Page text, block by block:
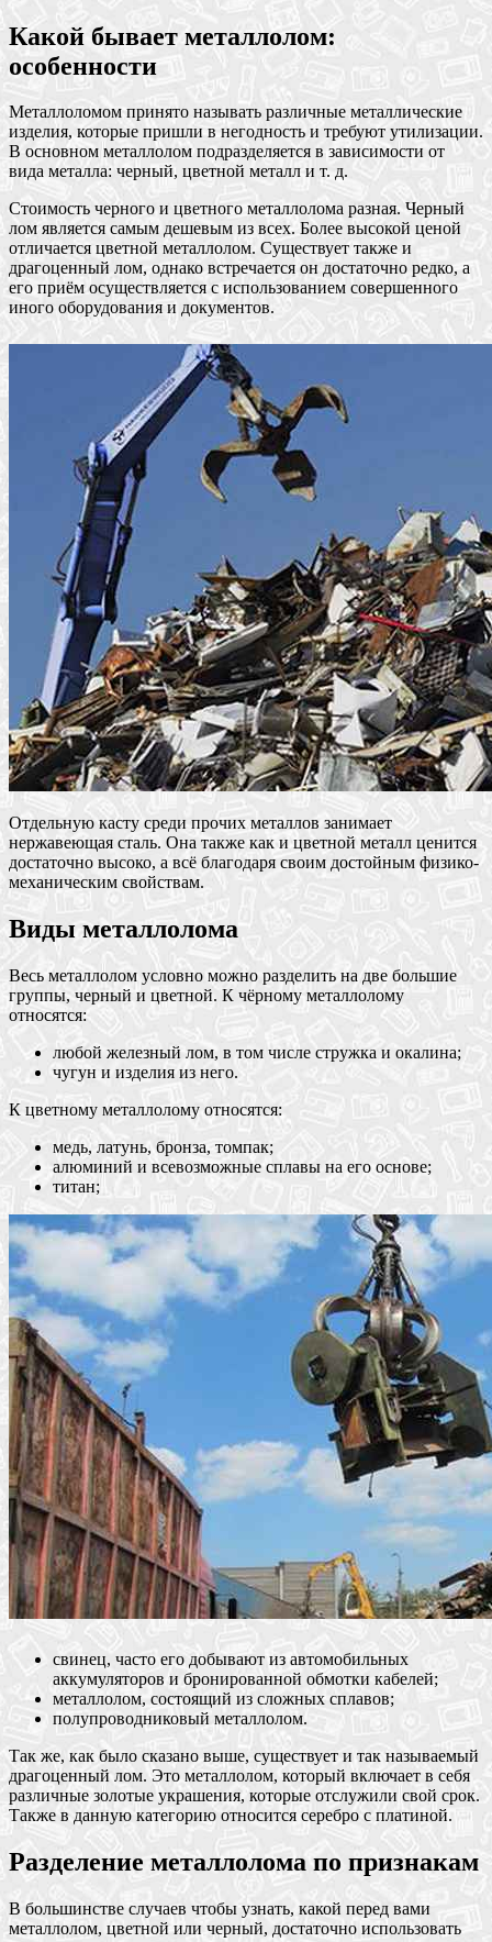
Какой бывает металлолом:
особенности
Металлоломом принято называть различные металлические
изделия, которые пришли в негодность и требуют утилизации.
В основном металлолом подразделяется в зависимости от
вида металла: черный, цветной металл и т. д.
Стоимость черного и цветного металлолома разная. Черный
лом является самым дешевым из всех. Более высокой ценой
отличается цветной металлолом. Существует также и
драгоценный лом, однако встречается он достаточно редко, а
его приём осуществляется с использованием совершенного
иного оборудования и документов.
Отдельную касту среди прочих металлов занимает
нержавеющая сталь. Она также как и цветной металл ценится
достаточно высоко, а всё благодаря своим достойным физико-
механическим свойствам.
Виды металлолома
Весь металлолом условно можно разделить на две большие
группы, черный и цветной. К чёрному металлолому
относятся:
любой железный лом, в том числе стружка и окалина;
чугун и изделия из него.
К цветному металлолому относятся:
медь, латунь, бронза, томпак;
алюминий и всевозможные сплавы на его основе;
титан;
свинец, часто его добывают из автомобильных
аккумуляторов и бронированной обмотки кабелей;
металлолом, состоящий из сложных сплавов;
полупроводниковый металлолом.
Так же, как было сказано выше, существует и так называемый
драгоценный лом. Это металлолом, который включает в себя
различные золотые украшения, которые отслужили свой срок.
Также в данную категорию относится серебро с платиной.
Разделение металлолома по признакам
В большинстве случаев чтобы узнать, какой перед вами
металлолом, цветной или черный, достаточно использовать